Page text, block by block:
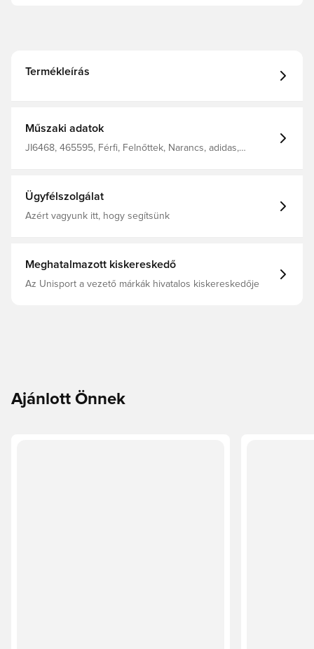
Termékleírás
Műszaki adatok
JI6468, 465595, Férfi, Felnőttek, Narancs, adidas,
Ügyfélszolgálat
Azért vagyunk itt, hogy segítsünk
Meghatalmazott kiskereskedő
Az Unisport a vezető márkák hivatalos kiskereskedője
Ajánlott Önnek